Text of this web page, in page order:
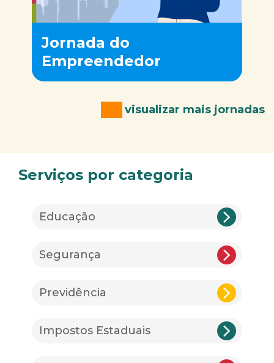
Jornada do
Empreendedor
visualizar mais jornadas
Serviços por categoria
Educação
Segurança
Previdência
Impostos Estaduais